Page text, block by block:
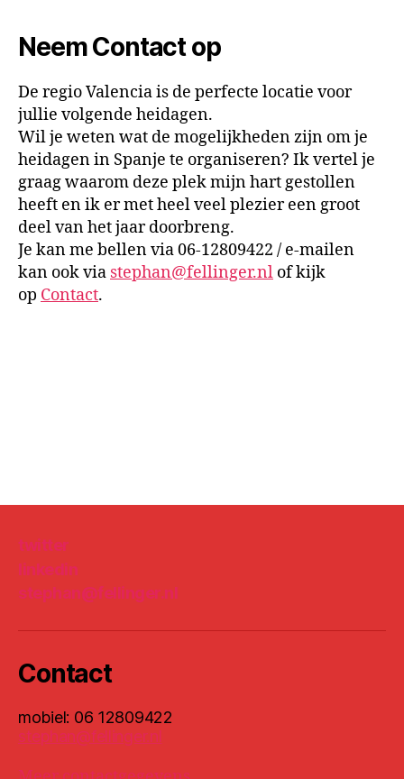
Neem Contact op
De regio Valencia is de perfecte locatie voor
jullie volgende heidagen.
Wil je weten wat de mogelijkheden zijn om je
heidagen in Spanje te organiseren? Ik vertel je
graag waarom deze plek mijn hart gestollen
heeft en ik er met heel veel plezier een groot
deel van het jaar doorbreng.
Je kan me bellen via 06-12809422 / e-mailen
kan ook via stephan@fellinger.nl of kijk
op Contact.
twitter
linkedin
stephan@fellinger.nl
Contact
mobiel: 06 12809422
stephan@fellinger.nl